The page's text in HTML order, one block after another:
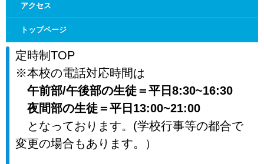
アクセス
トップページ
定時制TOP
※本校の電話対応時間は
午前部/午後部の生徒＝平日8:30~16:30
夜間部の生徒＝平日13:00~21:00
となっております。(学校行事等の都合で
変更の場合もあります。）